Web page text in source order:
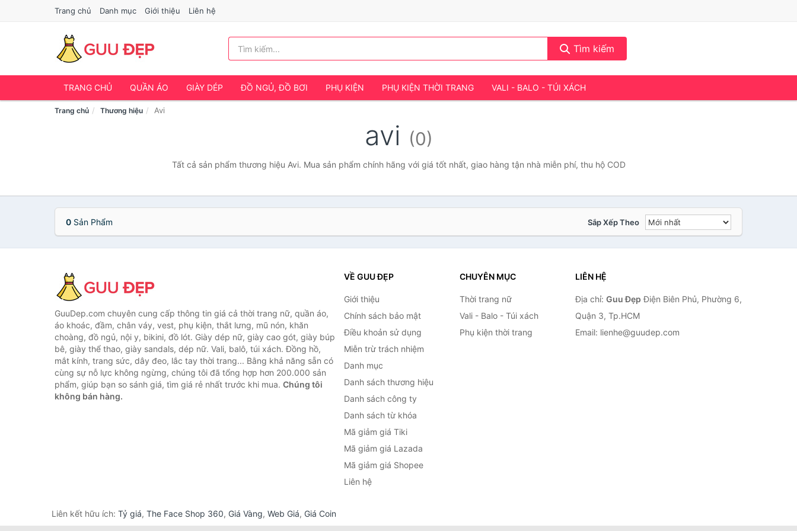
Trang chủ Danh mục Giới thiệu Liên hệ
Tìm kiếm
TRANG CHỦ QUẦN ÁO GIÀY DÉP ĐỒ NGỦ, ĐỒ BƠI PHỤ KIỆN PHỤ KIỆN THỜI TRANG VALI - BALO - TÚI XÁCH
Trang chủ Thương hiệu Avi
avi (0)
Tất cả sản phẩm thương hiệu Avi. Mua sản phẩm chính hãng với giá tốt nhất, giao hàng tận nhà miễn phí, thu hộ COD
0 Sản Phẩm Sắp Xếp Theo
GuuDep.com chuyên cung cấp thông tin giá cả thời trang nữ, quần áo,
áo khoác, đầm, chân váy, vest, phụ kiện, thắt lưng, mũ nón, khăn
choàng, đồ ngủ, nội y, bikini, đồ lót. Giày dép nữ, giày cao gót, giày búp
bê, giày thể thao, giày sandals, dép nữ. Vali, balô, túi xách. Đồng hồ,
mắt kính, trang sức, dây đeo, lắc tay thời trang... Bằng khả năng sẵn có
cùng sự nỗ lực không ngừng, chúng tôi đã tổng hợp hơn 200.000 sản
phẩm, giúp bạn so sánh giá, tìm giá rẻ nhất trước khi mua. Chúng tôi
không bán hàng.
VỀ GUU ĐẸP
Giới thiệu
Chính sách bảo mật
Điều khoản sử dụng
Miễn trừ trách nhiệm
Danh mục
Danh sách thương hiệu
Danh sách công ty
Danh sách từ khóa
Mã giảm giá Tiki
Mã giảm giá Lazada
Mã giảm giá Shopee
Liên hệ
CHUYÊN MỤC
Thời trang nữ
Vali - Balo - Túi xách
Phụ kiện thời trang
LIÊN HỆ
Địa chỉ: Guu Đẹp Điện Biên Phủ, Phường 6,
Quận 3, Tp.HCM
Email: lienhe@guudep.com
Liên kết hữu ích: Tỷ giá, The Face Shop 360, Giá Vàng, Web Giá, Giá Coin